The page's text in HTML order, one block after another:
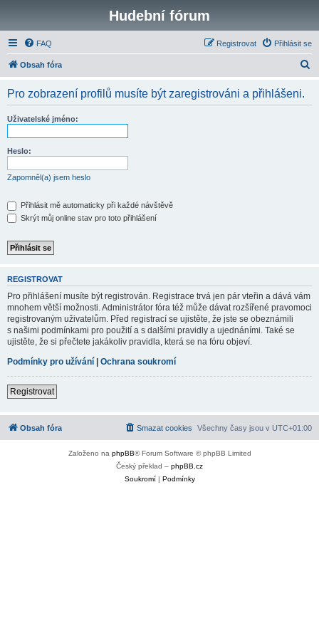
Hudební fórum
FAQ Přihlásit se
Registrovat
Obsah fóra
Pro zobrazení profilů musíte být zaregistrováni a přihlášeni.
Uživatelské jméno:
Heslo:
Zapomněl(a) jsem heslo
Přihlásit mě automaticky při každé návštěvě
Skrýt můj online stav pro toto přihlášení
REGISTROVAT
Pro přihlášení musíte být registrován. Registrace trvá jen pár vteřin a dává vám
mnohem větší možnosti. Administrátor fóra též může dávat rozšířené pravomoci
registrovaným uživatelům. Před registrací se ujistěte, že jste se obeznámili
s našimi podmínkami pro použití a s dalšími pravidly a ujednáními. Také se
ujistěte, že si přečtete jakákoliv pravidla, která se na fóru objeví.
Podmínky pro užívání | Ochrana soukromí
Registrovat
Obsah fóra Všechny časy jsou v UTC+01:00
Smazat cookies
Založeno na phpBB® Forum Software © phpBB Limited
Český překlad – phpBB.cz
Soukromí| Podmínky